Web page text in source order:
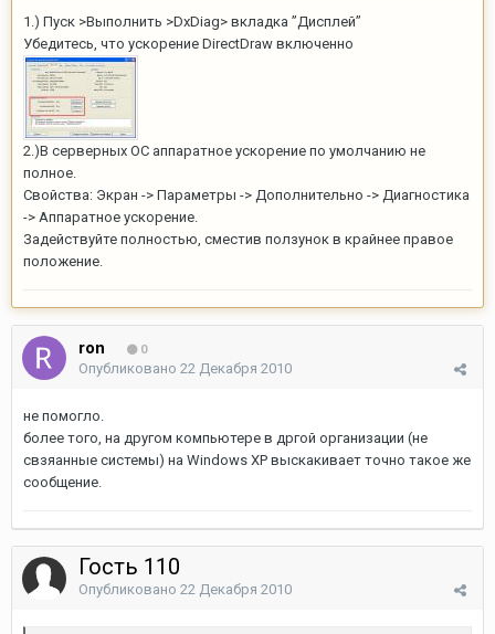
1.) Пуск >Выполнить >DxDiag> вкладка ”Дисплей”
Убедитесь, что ускорение DirectDraw включенно
2.)В серверных ОС аппаратное ускорение по умолчанию не
полное.
Свойства: Экран -> Параметры -> Дополнительно -> Диагностика
-> Аппаратное ускорение.
Задействуйте полностью, сместив ползунок в крайнее правое
положение.
ron 0
Опубликовано 22 Декабря 2010
не помогло.
более того, на другом компьютере в дргой организации (не
свзяанные системы) на Windows XP выскакивает точно такое же
сообщение.
Гость 110
Опубликовано 22 Декабря 2010